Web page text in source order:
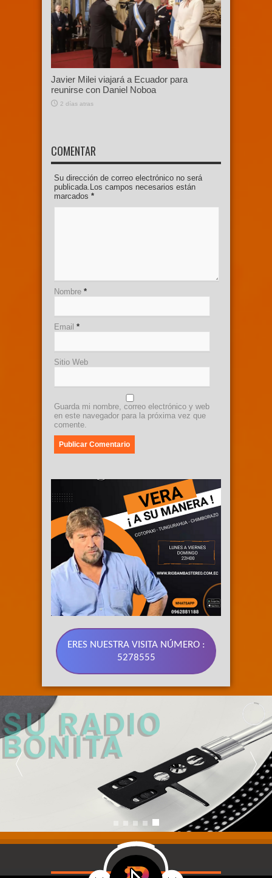
Javier Milei viajará a Ecuador para
reunirse con Daniel Noboa
2 días atras
COMENTAR
Su dirección de correo electrónico no será
publicada.Los campos necesarios están
marcados *
Nombre *
Email *
Sitio Web
Guarda mi nombre, correo electrónico y web
en este navegador para la próxima vez que
comente.
ERES NUESTRA VISITA NÚMERO :
5278555
89.3 FM
SU RADIO
BONITA